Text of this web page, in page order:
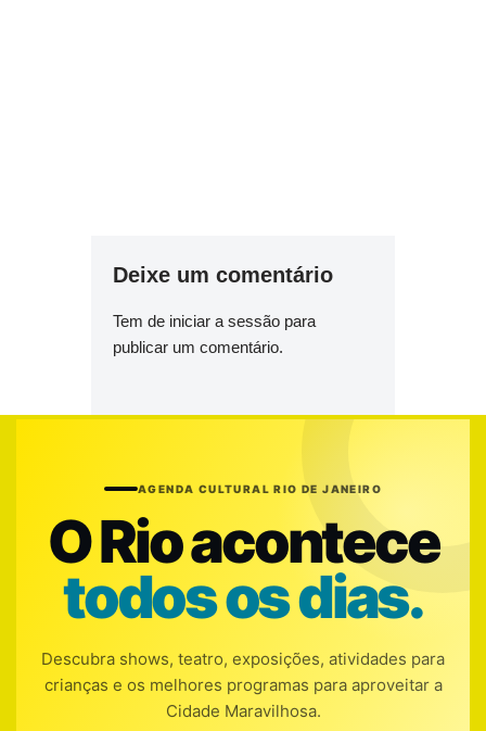
Deixe um comentário
Tem de iniciar a sessão para
publicar um comentário.
AGENDA CULTURAL RIO DE JANEIRO
O Rio acontece
todos os dias.
Descubra shows, teatro, exposições, atividades para
crianças e os melhores programas para aproveitar a
Cidade Maravilhosa.